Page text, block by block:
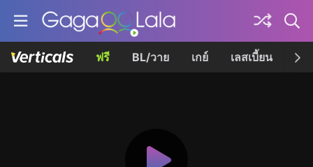
ฟรี BL/วาย เกย์ เลสเบี้ยน เค